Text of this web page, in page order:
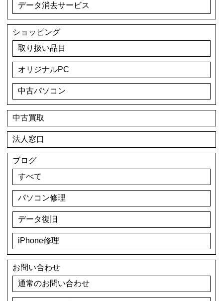
データ消去サービス
ショッピング
取り扱い品目
オリジナルPC
中古パソコン
中古買取
法人窓口
ブログ
すべて
パソコン修理
データ復旧
iPhone修理
お問い合わせ
通常のお問い合わせ